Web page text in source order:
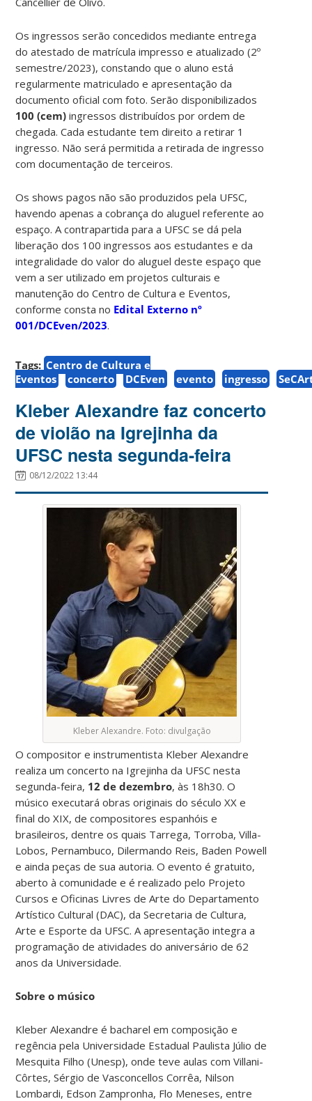
Os ingressos serão concedidos mediante entrega
do atestado de matrícula impresso e atualizado (2º
semestre/2023), constando que o aluno está
regularmente matriculado e apresentação da
documento oficial com foto. Serão disponibilizados
100 (cem) ingressos distribuídos por ordem de
chegada. Cada estudante tem direito a retirar 1
ingresso. Não será permitida a retirada de ingresso
com documentação de terceiros.
Os shows pagos não são produzidos pela UFSC,
havendo apenas a cobrança do aluguel referente ao
espaço. A contrapartida para a UFSC se dá pela
liberação dos 100 ingressos aos estudantes e da
integralidade do valor do aluguel deste espaço que
vem a ser utilizado em projetos culturais e
manutenção do Centro de Cultura e Eventos,
conforme consta no Edital Externo nº
001/DCEven/2023.
Tags: Centro de Cultura e
Eventos
concerto DCEven evento ingresso
Kleber Alexandre faz concerto
de violão na Igrejinha da
UFSC nesta segunda-feira
08/12/2022 13:44
Kleber Alexandre. Foto: divulgação
O compositor e instrumentista Kleber Alexandre
realiza um concerto na Igrejinha da UFSC nesta
segunda-feira, 12 de dezembro, às 18h30. O
músico executará obras originais do século XX e
final do XIX, de compositores espanhóis e
brasileiros, dentre os quais Tarrega, Torroba, Villa-
Lobos, Pernambuco, Dilermando Reis, Baden Powell
e ainda peças de sua autoria. O evento é gratuito,
aberto à comunidade e é realizado pelo Projeto
Cursos e Oficinas Livres de Arte do Departamento
Artístico Cultural (DAC), da Secretaria de Cultura,
Arte e Esporte da UFSC. A apresentação integra a
programação de atividades do aniversário de 62
anos da Universidade.
Sobre o músico
Kleber Alexandre é bacharel em composição e
regência pela Universidade Estadual Paulista Júlio de
Mesquita Filho (Unesp), onde teve aulas com Villani-
Côrtes, Sérgio de Vasconcellos Corrêa, Nilson
Lombardi, Edson Zampronha, Flo Meneses, entre